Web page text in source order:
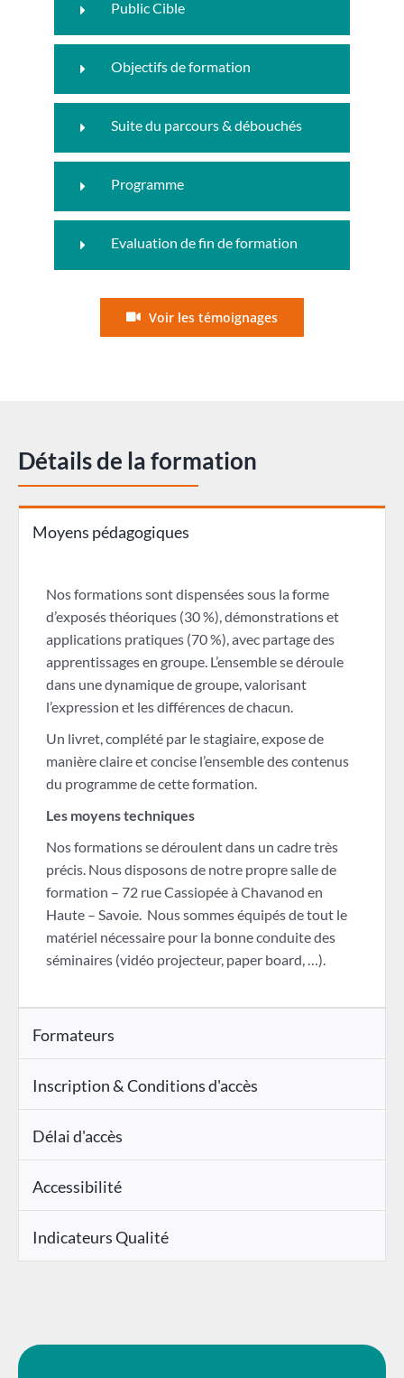
Public Cible
Objectifs de formation
Suite du parcours & débouchés
Programme
Evaluation de fin de formation
Voir les témoignages
Détails de la formation
Moyens pédagogiques
Nos formations sont dispensées sous la forme
d’exposés théoriques (30 %), démonstrations et
applications pratiques (70 %), avec partage des
apprentissages en groupe. L’ensemble se déroule
dans une dynamique de groupe, valorisant
l’expression et les différences de chacun.
Un livret, complété par le stagiaire, expose de
manière claire et concise l’ensemble des contenus
du programme de cette formation.
Les moyens techniques
Nos formations se déroulent dans un cadre très
précis. Nous disposons de notre propre salle de
formation – 72 rue Cassiopée à Chavanod en
Haute – Savoie. Nous sommes équipés de tout le
matériel nécessaire pour la bonne conduite des
séminaires (vidéo projecteur, paper board, …).
Formateurs
Inscription & Conditions d'accès
Délai d'accès
Accessibilité
Indicateurs Qualité